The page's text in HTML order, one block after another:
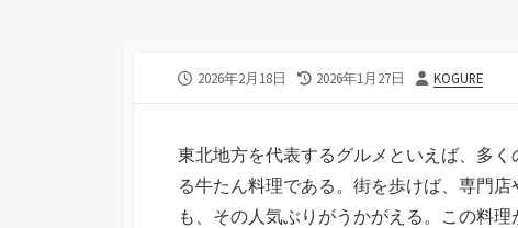
公
2026年2月18日
最
日
2026年1月27日
投
KOGURE
東北地方を代表するグルメといえば、多
る牛たん料理である。 街を歩けば、専門
も、その人気ぶりがうかがえる。この料